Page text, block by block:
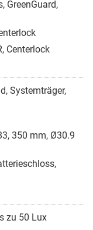
GreenGuard,
Centerlock
Systemträger,
350 mm, Ø30.9
zu 50 Lux